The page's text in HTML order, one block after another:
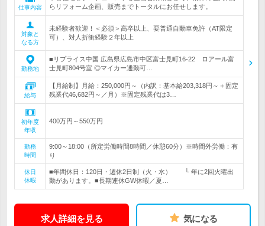
仕事内容
らリフォーム企画、販売までトータルにお任せします。
対象と
なる方
未経験者歓迎！＜必須＞高卒以上、要普通自動車免許（AT限定
可）、対人折衝経験２年以上
勤務地
■リプライス中国 広島県広島市中区富士見町16-22 ロアール富
士見町804号室 ◎マイカー通勤可…
給与
【月給制】月給：250,000円～（内訳：基本給203,318円～＋固定
残業代46,682円～／月）※固定残業代は3…
初年度
年収
400万円～550万円
勤務
時間
9:00～18:00（所定労働時間8時間／休憩60分）※時間外労働：有
り
休日
休暇
■年間休日：120日・週休2日制（火・水） └ 年に2回火曜出
勤があります。■長期連休GW休暇／夏…
求人詳細を見る 気になる